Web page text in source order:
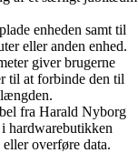
enheden samt til
eller anden enhed.
giver brugerne
til at forbinde den til
fra Harald Nyborg
hardwarebutikken
overføre data.